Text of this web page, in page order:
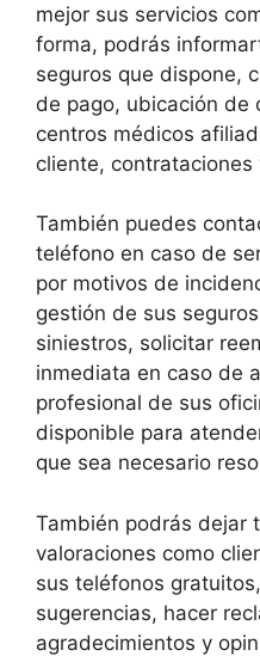
mejor sus servicios
forma, podrás
seguros que dispone,
de pago, ubicación de
centros médicos
cliente, contrataciones
También puedes
teléfono en caso de
por motivos de
gestión de sus
siniestros, solicitar
inmediata en caso de
profesional de sus
disponible para
que sea necesario
También podrás dejar
valoraciones como
sus teléfonos
sugerencias, hacer
agradecimientos y